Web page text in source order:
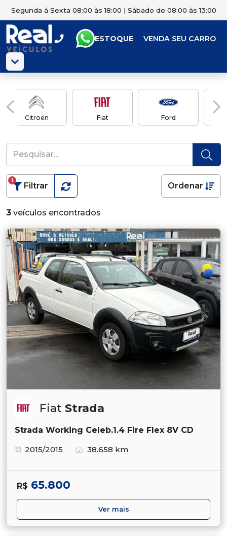
Segunda á Sexta 08:00 às 18:00 | Sábado de 08:00 às 13:00
ESTOQUE VENDA SEU CARRO
Citroën Fiat Ford
Filtrar
1
Ordenar
3 veículos encontrados
Fiat Strada
Strada Working Celeb.1.4 Fire Flex 8V CD
2015/2015
38.658 km
R$ 65.800
Ver mais